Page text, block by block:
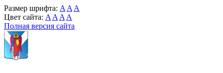
Размер шрифта: A A A
Цвет сайта: A A A A
Полная версия сайта